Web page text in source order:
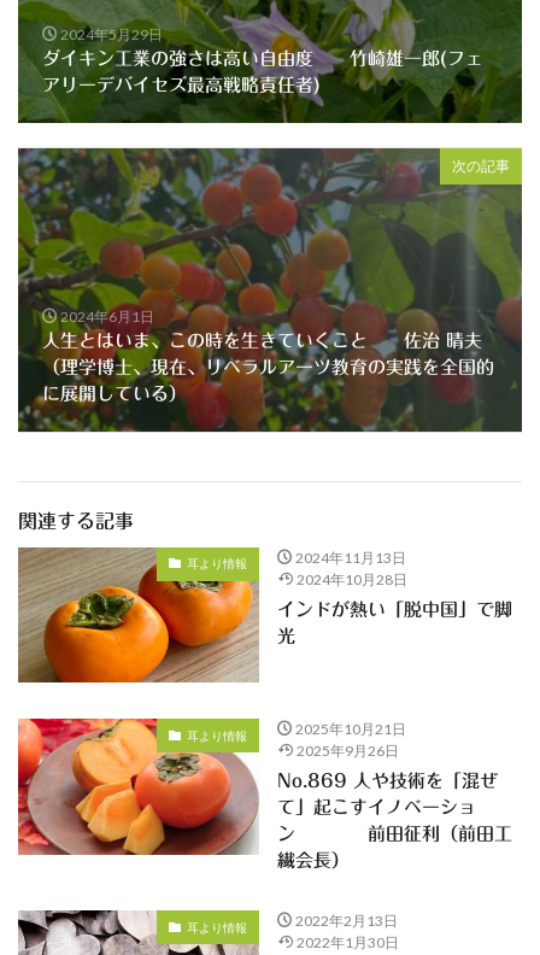
2024年5月29日
ダイキン工業の強さは高い自由度 竹崎雄一郎(フェ
アリーデバイセズ最高戦略責任者)
次の記事
2024年6月1日
人生とはいま、この時を生きていくこと 佐治 晴夫
（理学博士、現在、リベラルアーツ教育の実践を全国的
に展開している）
関連する記事
耳より情報
2024年11月13日
2024年10月28日
インドが熱い「脱中国」で脚
光
耳より情報
2025年10月21日
2025年9月26日
No.869 人や技術を「混ぜ
て」起こすイノベーショ
ン 前田征利（前田工
繊会長）
耳より情報
2022年2月13日
2022年1月30日